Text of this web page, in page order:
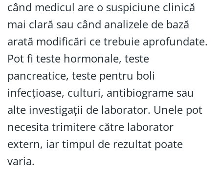
când medicul are o suspiciune clinică
mai clară sau când analizele de bază
arată modificări ce trebuie aprofundate.
Pot fi teste hormonale, teste
pancreatice, teste pentru boli
infecțioase, culturi, antibiograme sau
alte investigații de laborator. Unele pot
necesita trimitere către laborator
extern, iar timpul de rezultat poate
varia.